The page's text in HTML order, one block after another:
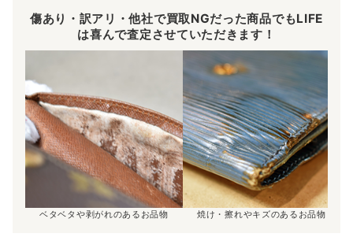
傷あり・訳アリ・他社で買取NGだった商品でもLIFE
は喜んで査定させていただきます！
ベタベタや剥がれのあるお品物 焼け・擦れやキズのあるお品物